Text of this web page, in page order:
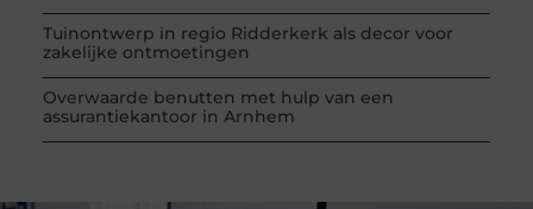
Tuinontwerp in regio Ridderkerk als decor voor
zakelijke ontmoetingen
Overwaarde benutten met hulp van een
assurantiekantoor in Arnhem